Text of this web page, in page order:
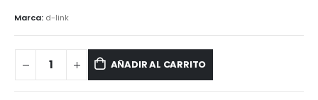
Marca: d-link
AÑADIR AL CARRITO